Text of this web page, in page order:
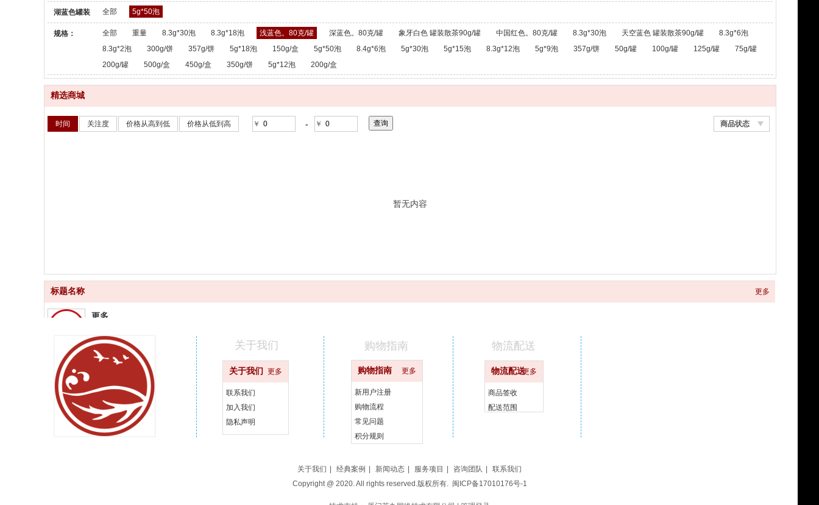
散茶：
湖蓝色罐装
散茶：
全部 5g*50泡
规格： 全部 重量 8.3g*30泡 8.3g*18泡 浅蓝色。80克/罐 深蓝色。80克/罐 象牙白色 罐装散茶90g/罐 中国红色。80克/罐 8.3g*30泡 天空蓝色 罐装散茶90g/罐
8.3g*6泡
8.3g*2泡
300g/饼 357g/饼 5g*18泡 150g/盒 5g*50泡 8.4g*6泡 5g*30泡 5g*15泡 8.3g*12泡 5g*9泡 357g/饼 50g/罐 100g/罐 125g/罐
75g/罐
200g/罐
500g/盒 450g/盒 350g/饼 5g*12泡 200g/盒
精选商城
商品状态
时间 关注度 价格从高到低 价格从低到高 ￥ - ￥
暂无内容
标题名称 更多
更多
更快
更好
汇聚品牌
关于我们 更多
联系我们
加入我们
隐私声明
购物指南 更多
新用户注册
购物流程
常见问题
积分规则
物流配送更多
商品签收
配送范围
关于我们 购物指南 物流配送
关于我们 经典案例 新闻动态 服务项目 咨询团队
联系我们
Copyright @ 2020. All rights reserved.版权所有. 闽ICP备17010176号-1